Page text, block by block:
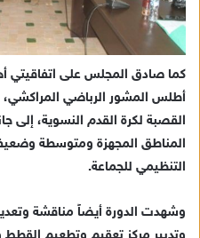
كما صادق المجلس على
أطلس المشور الرباضي
القصبة لكرة القدم النسوية، إلى
المناطق المجهزة ومتوسطة
التنظيمي للجماعة.
وشهدت الدورة أيضاً مناقشة